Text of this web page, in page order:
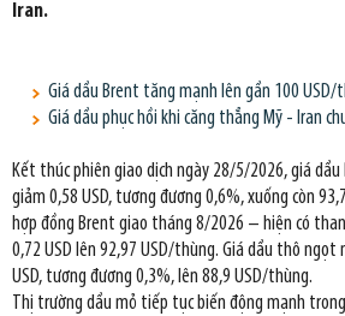
Iran.
Giá dầu Brent tăng mạnh lên gần 100 USD/
Giá dầu phục hồi khi căng thẳng Mỹ - Iran
Kết thúc phiên giao dịch ngày 28/5/2026, giá
giảm 0,58 USD, tương đương 0,6%, xuống còn
hợp đồng Brent giao tháng 8/2026 – hiện có
0,72 USD lên 92,97 USD/thùng. Giá dầu thô ngọt
USD, tương đương 0,3%, lên 88,9 USD/thùng.
Thị trường dầu mỏ tiếp tục biến động mạnh